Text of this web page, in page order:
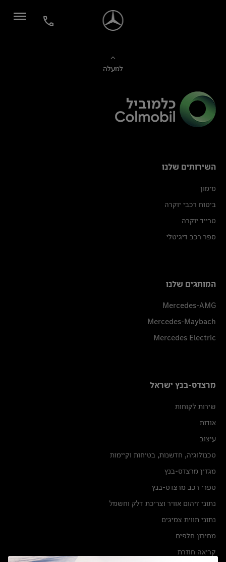
למעלה
השירותים שלנו
מימון
ביטוח רכבי יוקרה
טרייד יוקרה
ספר רכב דיגיטלי
המותגים שלנו
Mercedes-AMG
Mercedes-Maybach
Mercedes Electric
מרצדס-בנץ ישראל
שירות לקוחות
אודות
עיצוב
טכנולוגיה, חדשנות, בטיחות וקיימות
מגזין מרצדס-בנץ
ספרי רכב מרצדס-בנץ
נתוני זיהום אוויר וצריכת דלק וחשמל
נתוני תווית צמיגים
מחירון חלפים
קריאה חוזרת